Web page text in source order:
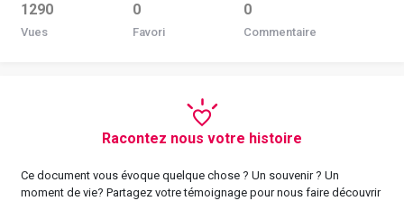
1290
Vues
0
Favori
0
Commentaire
Racontez nous votre histoire
Ce document vous évoque quelque chose ? Un souvenir ? Un
moment de vie? Partagez votre témoignage pour nous faire découvrir